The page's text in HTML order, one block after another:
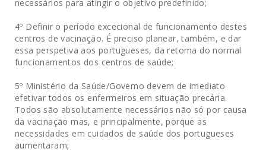
necessários para atingir o objetivo predefinido;
4º Definir o período excecional de funcionamento destes
centros de vacinação. É preciso planear, também, e dar
essa perspetiva aos portugueses, da retoma do normal
funcionamentos dos centros de saúde;
5º Ministério da Saúde/Governo devem de imediato
efetivar todos os enfermeiros em situação precária.
Todos são absolutamente necessários não só por causa
da vacinação mas, e principalmente, porque as
necessidades em cuidados de saúde dos portugueses
aumentaram;